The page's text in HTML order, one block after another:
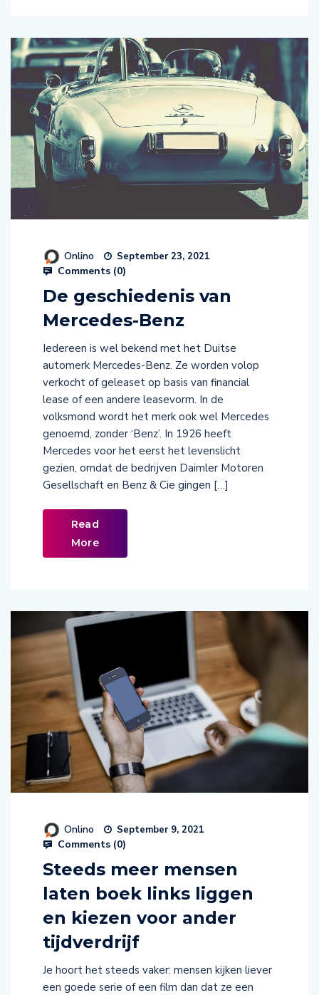
Onlino September 23, 2021
Comments (0)
De geschiedenis van
Mercedes-Benz
Iedereen is wel bekend met het Duitse
automerk Mercedes-Benz. Ze worden volop
verkocht of geleaset op basis van financial
lease of een andere leasevorm. In de
volksmond wordt het merk ook wel Mercedes
genoemd, zonder ‘Benz’. In 1926 heeft
Mercedes voor het eerst het levenslicht
gezien, omdat de bedrijven Daimler Motoren
Gesellschaft en Benz & Cie gingen […]
Read
More
Onlino September 9, 2021
Comments (0)
Steeds meer mensen
laten boek links liggen
en kiezen voor ander
tijdverdrijf
Je hoort het steeds vaker: mensen kijken liever
een goede serie of een film dan dat ze een